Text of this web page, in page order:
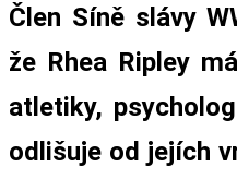
Člen Síně slávy
že Rhea Ripley
atletiky,
odlišuje od jejích